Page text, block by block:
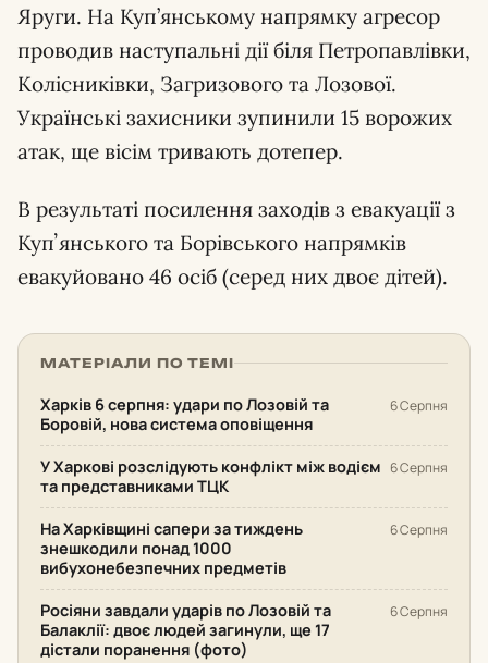
Яруги. На Куп’янському напрямку агресор
проводив наступальні дії біля Петропавлівки,
Колісниківки, Загризового та Лозової.
Українські захисники зупинили 15 ворожих
атак, ще вісім тривають дотепер.
В результаті посилення заходів з евакуації з
Купʼянського та Борівського напрямків
евакуйовано 46 осіб (серед них двоє дітей).
МАТЕРІАЛИ ПО ТЕМІ
Харків 6 серпня: удари по Лозовій та
Боровій, нова система оповіщення
6 Серпня
У Харкові розслідують конфлікт між водієм
та представниками ТЦК
6 Серпня
На Харківщині сапери за тиждень
знешкодили понад 1000
вибухонебезпечних предметів
6 Серпня
Росіяни завдали ударів по Лозовій та
Балаклії: двоє людей загинули, ще 17
дістали поранення (фото)
6 Серпня